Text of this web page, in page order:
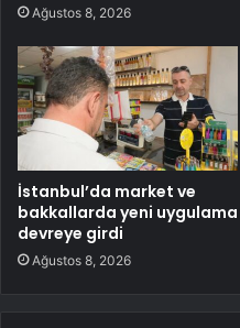
Ağustos 8, 2026
İstanbul’da market ve
bakkallarda yeni uygulama
devreye girdi
Ağustos 8, 2026